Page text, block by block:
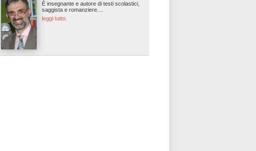
È insegnante e autore di testi scolastici,
saggista e romanziere....
leggi tutto.